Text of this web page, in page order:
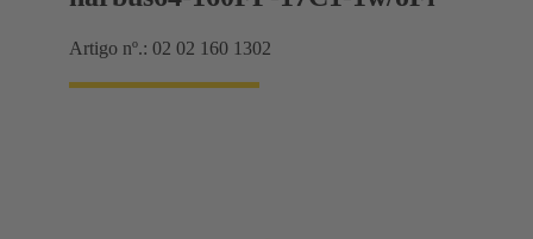
Artigo nº.: 02 02 160 1302